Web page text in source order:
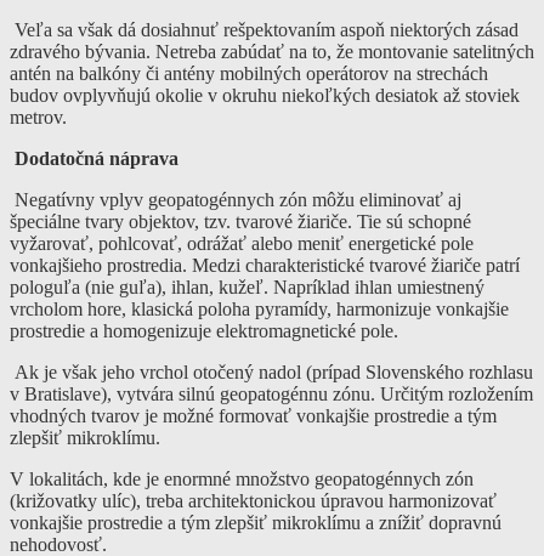
Veľa sa však dá dosiahnuť rešpektovaním aspoň niektorých zásad
zdravého bývania. Netreba zabúdať na to, že montovanie satelitných
antén na balkóny či antény mobilných operátorov na strechách
budov ovplyvňujú okolie v okruhu niekoľkých desiatok až stoviek
metrov.
Dodatočná náprava
Negatívny vplyv geopatogénnych zón môžu eliminovať aj
špeciálne tvary objektov, tzv. tvarové žiariče. Tie sú schopné
vyžarovať, pohlcovať, odrážať alebo meniť energetické pole
vonkajšieho prostredia. Medzi charakteristické tvarové žiariče patrí
pologuľa (nie guľa), ihlan, kužeľ. Napríklad ihlan umiestnený
vrcholom hore, klasická poloha pyramídy, harmonizuje vonkajšie
prostredie a homogenizuje elektromagnetické pole.
Ak je však jeho vrchol otočený nadol (prípad Slovenského rozhlasu
v Bratislave), vytvára silnú geopatogénnu zónu. Určitým rozložením
vhodných tvarov je možné formovať vonkajšie prostredie a tým
zlepšiť mikroklímu.
V lokalitách, kde je enormné množstvo geopatogénnych zón
(križovatky ulíc), treba architektonickou úpravou harmonizovať
vonkajšie prostredie a tým zlepšiť mikroklímu a znížiť dopravnú
nehodovosť.